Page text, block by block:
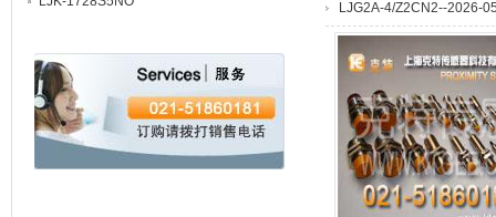
LJG2A-4/Z2CN2--2026-